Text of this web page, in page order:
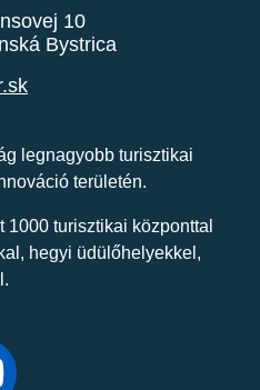
10
Bystrica
legnagyobb turisztikai
területén.
1000 turisztikai központtal
hegyi üdülőhelyekkel,